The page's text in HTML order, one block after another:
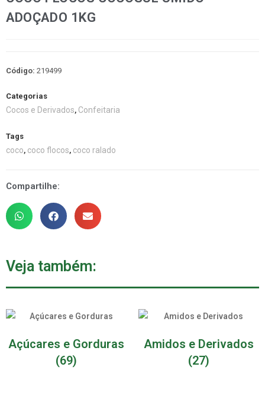
ADOÇADO 1KG
Código: 219499
Categorias
Cocos e Derivados, Confeitaria
Tags
coco, coco flocos, coco ralado
Compartilhe:
Veja também:
Açúcares e Gorduras
(69)
Amidos e Derivados
(27)